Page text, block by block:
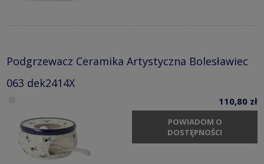
Podgrzewacz Ceramika Artystyczna Bolesławiec
063 dek2414X
110,80 zł
POWIADOM O
DOSTĘPNOŚCI